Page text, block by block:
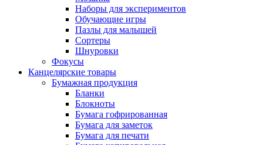
Наборы для экспериментов
Обучающие игры
Пазлы для малышей
Сортеры
Шнуровки
Фокусы
Канцелярские товары
Бумажная продукция
Бланки
Блокноты
Бумага гофрированная
Бумага для заметок
Бумага для печати